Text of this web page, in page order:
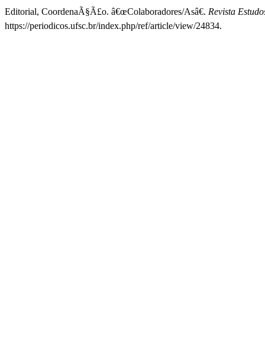
Editorial, CoordenaÃ§Ã£o. â€œColaboradores/Asâ€. Revista
https://periodicos.ufsc.br/index.php/ref/article/view/24834.